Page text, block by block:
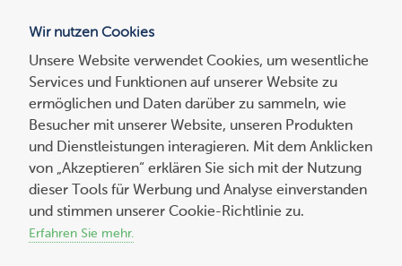
Suchen
nach:
6 Schritte zur erfolgreichen Digitalisierung
Ihres mittelständischen Betriebs
Wir nutzen Cookies
Unsere Website verwendet Cookies, um wesentliche
Services und Funktionen auf unserer Website zu
ermöglichen und Daten darüber zu sammeln, wie
Besucher mit unserer Website, unseren Produkten
und Dienstleistungen interagieren. Mit dem Anklicken
von „Akzeptieren“ erklären Sie sich mit der Nutzung
dieser Tools für Werbung und Analyse einverstanden
und stimmen unserer Cookie-Richtlinie zu.
Erfahren Sie mehr.